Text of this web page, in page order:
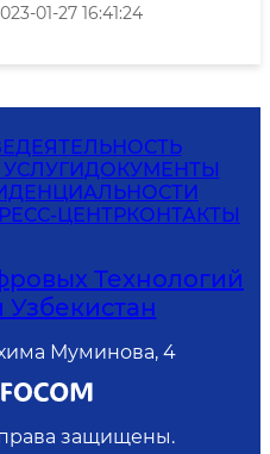
01-27 16:41:24
ДЕЯТЕЛЬНОСТЬ
ДОКУМЕНТЫ
ЦЕНТРКОНТАКТЫ
Технологий
Муминова, 4
защищены.